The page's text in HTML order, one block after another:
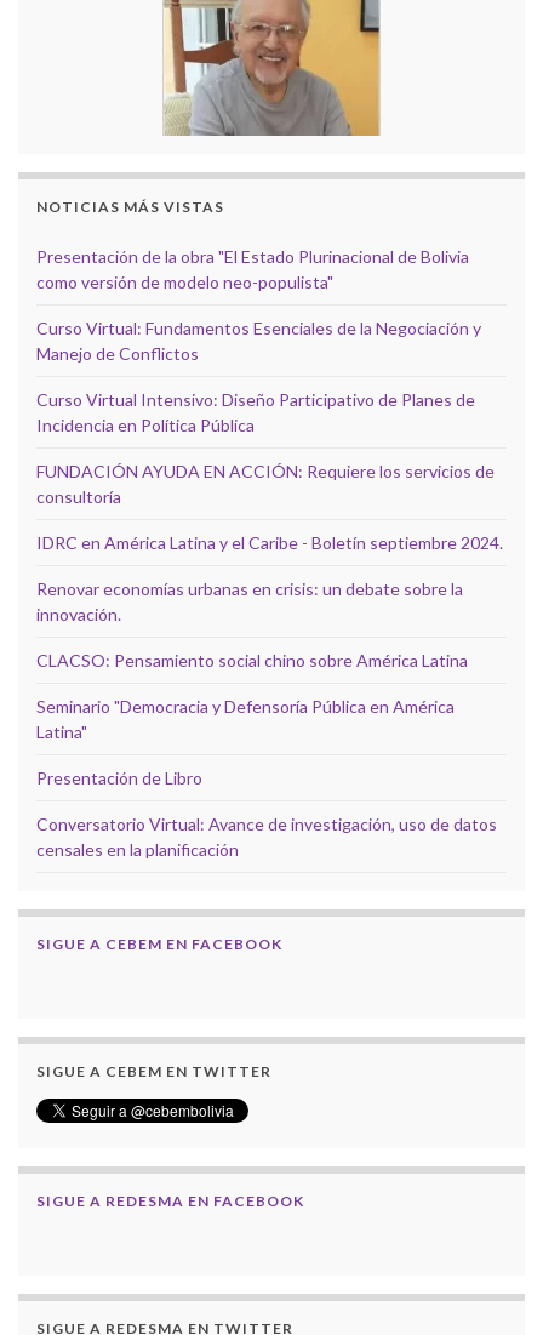
NOTICIAS MÁS VISTAS
Presentación de la obra "El Estado Plurinacional de Bolivia
como versión de modelo neo-populista"
Curso Virtual: Fundamentos Esenciales de la Negociación y
Manejo de Conflictos
Curso Virtual Intensivo: Diseño Participativo de Planes de
Incidencia en Política Pública
FUNDACIÓN AYUDA EN ACCIÓN: Requiere los servicios de
consultoría
IDRC en América Latina y el Caribe - Boletín septiembre 2024.
Renovar economías urbanas en crisis: un debate sobre la
innovación.
CLACSO: Pensamiento social chino sobre América Latina
Seminario "Democracia y Defensoría Pública en América
Latina"
Presentación de Libro
Conversatorio Virtual: Avance de investigación, uso de datos
censales en la planificación
SIGUE A CEBEM EN FACEBOOK
SIGUE A CEBEM EN TWITTER
SIGUE A REDESMA EN FACEBOOK
SIGUE A REDESMA EN TWITTER